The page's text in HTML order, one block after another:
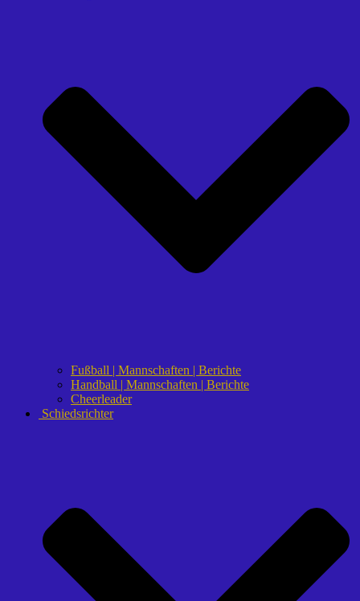
Fußball | Mannschaften | Berichte
Handball | Mannschaften | Berichte
Cheerleader
Schiedsrichter